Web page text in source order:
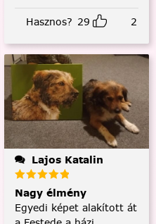
Hasznos? 29 2
Lajos Katalin
Nagy élmény
Egyedi képet alakított át